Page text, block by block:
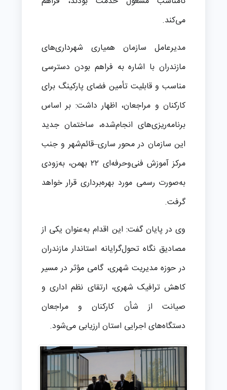
می‌کند.
مدیرعامل سازمان همیاری شهرداری‌های
مازندران با اشاره به فراهم بودن دسترسی
مناسب و قابلیت تأمین فضای پارکینگ برای
کارکنان و مراجعان، اظهار داشت: بر اساس
برنامه‌ریزی‌های انجام‌شده، ساختمان جدید
این سازمان در محور ساری–قائم‌شهر و جنب
مرکز آموزش فنی‌وحرفه‌ای ۲۲ بهمن، به‌زودی
به‌صورت رسمی مورد بهره‌برداری قرار خواهد
گرفت.
وی در پایان گفت: این اقدام به‌عنوان یکی از
مصادیق نگاه تحول‌گرایانه استاندار مازندران
در حوزه مدیریت شهری، گامی مؤثر در مسیر
کاهش ترافیک شهری، ارتقای نظم اداری و
صیانت از شأن کارکنان و مراجعان
دستگاه‌های اجرایی استان ارزیابی می‌شود.